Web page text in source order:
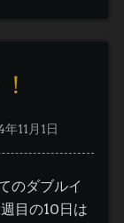
11月1日
のダブルイ
目の10日は